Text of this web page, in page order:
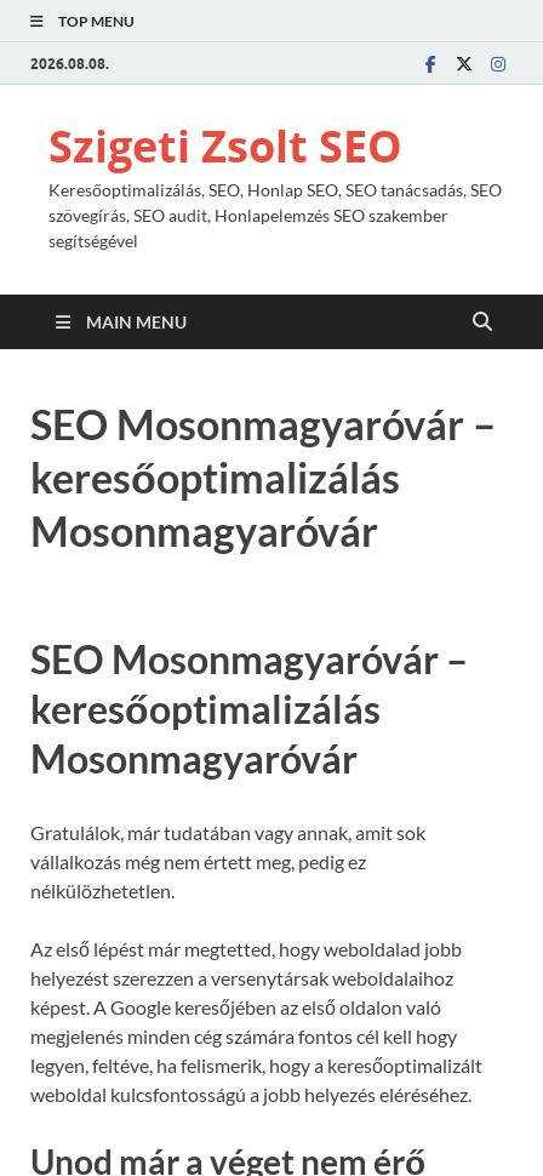
TOP MENU
2026.08.08.
Szigeti Zsolt SEO
Keresőoptimalizálás, SEO, Honlap SEO, SEO tanácsadás, SEO
szövegírás, SEO audit, Honlapelemzés SEO szakember
segítségével
MAIN MENU
SEO Mosonmagyaróvár –
keresőoptimalizálás
Mosonmagyaróvár
SEO Mosonmagyaróvár –
keresőoptimalizálás
Mosonmagyaróvár
Gratulálok, már tudatában vagy annak, amit sok
vállalkozás még nem értett meg, pedig ez
nélkülözhetetlen.
Az első lépést már megtetted, hogy weboldalad jobb
helyezést szerezzen a versenytársak weboldalaihoz
képest. A Google keresőjében az első oldalon való
megjelenés minden cég számára fontos cél kell hogy
legyen, feltéve, ha felismerik, hogy a keresőoptimalizált
weboldal kulcsfontosságú a jobb helyezés eléréséhez.
Unod már a véget nem érő